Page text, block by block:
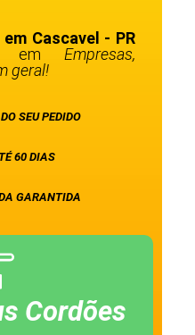
Cascavel - PR
em Empresas,
geral!
SEU PEDIDO
60 DIAS
GARANTIDA
Cordões